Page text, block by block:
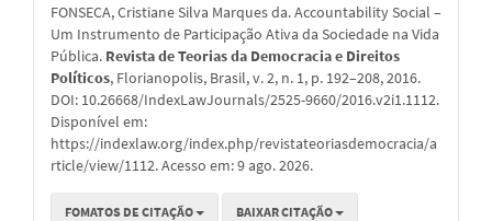
artigo
FONSECA, Cristiane Silva Marques da. Accountability Social –
Um Instrumento de Participação Ativa da Sociedade na Vida
Pública. Revista de Teorias da Democracia e Direitos
Políticos, Florianopolis, Brasil, v. 2, n. 1, p. 192–208, 2016.
DOI: 10.26668/IndexLawJournals/2525-9660/2016.v2i1.1112.
Disponível em:
https://indexlaw.org/index.php/revistateoriasdemocracia/a
rticle/view/1112. Acesso em: 9 ago. 2026.
FOMATOS DE CITAÇÃO BAIXAR CITAÇÃO